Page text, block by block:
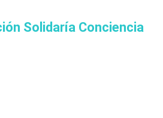
Solidaría Conciencia